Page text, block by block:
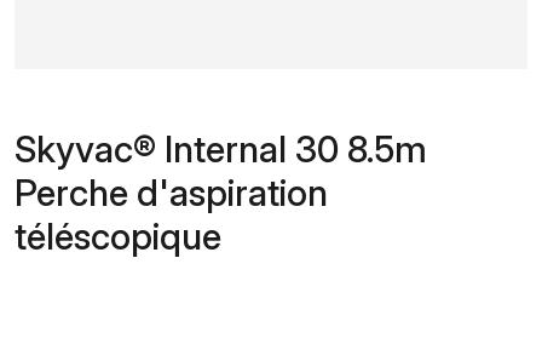
Skyvac® Internal 30 8.5m
Perche d'aspiration
téléscopique